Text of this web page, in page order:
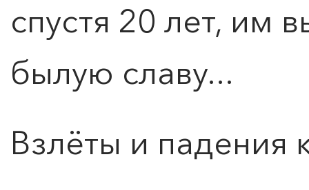
спустя 20 лет, им
былую славу...
Взлёты и падения